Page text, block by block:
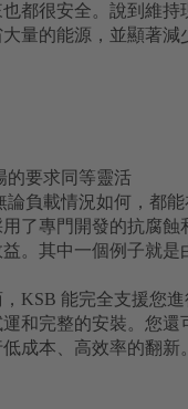
都很安全。說到維
量的能源，並顯著
的要求同等靈活
論負載情況如何，都
了專門開發的抗腐
。其中一個例子就
KSB 能完全支援您
和完整的安裝。您
成本、高效率的翻新。